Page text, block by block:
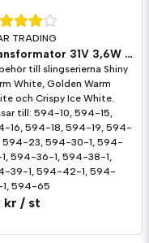
TRADING
Transformator 31V 3,6W till Shiny - Golden - Crispy
till slingserierna Shiny
White, Golden Warm
och Crispy Ice White.
till: 594-10, 594-15,
16, 594-18, 594-19, 594-
594-23, 594-30-1, 594-
594-36-1, 594-38-1,
39-1, 594-42-1, 594-
594-65
kr / st